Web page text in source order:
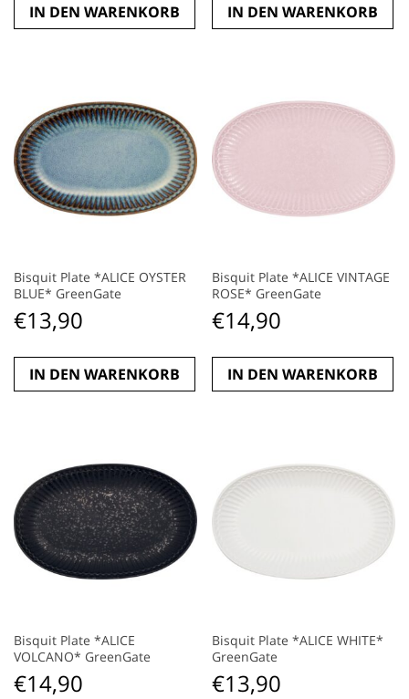
IN DEN WARENKORB IN DEN WARENKORB
Bisquit Plate *ALICE OYSTER
BLUE* GreenGate
€13,90
IN DEN WARENKORB
Bisquit Plate *ALICE VINTAGE
ROSE* GreenGate
€14,90
IN DEN WARENKORB
Bisquit Plate *ALICE
VOLCANO* GreenGate
€14,90
Bisquit Plate *ALICE WHITE*
GreenGate
€13,90